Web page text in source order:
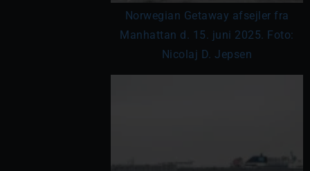
Norwegian Getaway afsejler fra
Manhattan d. 15. juni 2025. Foto:
Nicolaj D. Jepsen